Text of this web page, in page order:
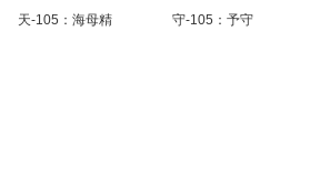
天-105：海母精 守-105：予守